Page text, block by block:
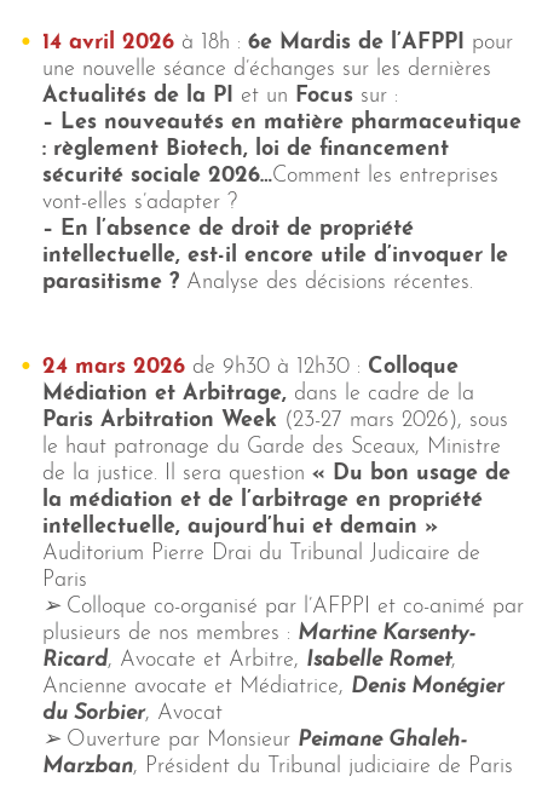
14 avril 2026 à 18h : 6e Mardis de l’AFPPI pour
une nouvelle séance d’échanges sur les dernières
Actualités de la PI et un Focus sur :
– Les nouveautés en matière pharmaceutique
: règlement Biotech, loi de financement
sécurité sociale 2026…Comment les entreprises
vont-elles s’adapter ?
– En l’absence de droit de propriété
intellectuelle, est-il encore utile d’invoquer le
parasitisme ? Analyse des décisions récentes.
24 mars 2026 de 9h30 à 12h30 : Colloque
Médiation et Arbitrage, dans le cadre de la
Paris Arbitration Week (23-27 mars 2026), sous
le haut patronage du Garde des Sceaux, Ministre
de la justice. Il sera question « Du bon usage de
la médiation et de l’arbitrage en propriété
intellectuelle, aujourd’hui et demain »
Auditorium Pierre Drai du Tribunal Judicaire de
Paris
➢ Colloque co-organisé par l’AFPPI et co-animé par
plusieurs de nos membres : Martine Karsenty-
Ricard, Avocate et Arbitre, Isabelle Romet,
Ancienne avocate et Médiatrice, Denis Monégier
du Sorbier, Avocat
➢ Ouverture par Monsieur Peimane Ghaleh-
Marzban, Président du Tribunal judiciaire de Paris